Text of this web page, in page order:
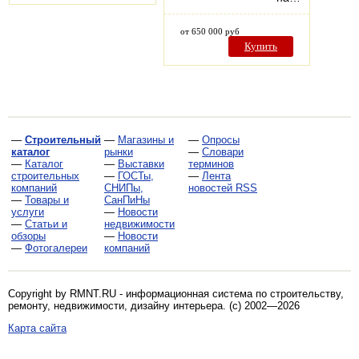
от 650 000 руб
Купить
— Строительный
каталог
— Каталог
строительных
компаний
— Товары и
услуги
— Статьи и
обзоры
— Фотогалереи
— Магазины и
рынки
— Выставки
— ГОСТы,
СНИПы,
СанПиНы
— Новости
недвижимости
— Новости
компаний
— Опросы
— Словари
терминов
— Лента
новостей RSS
Copyright by RMNT.RU - информационная система по строительству,
ремонту, недвижимости, дизайну интерьера. (c) 2002—2026
Карта сайта